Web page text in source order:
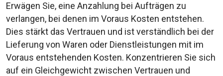
Erwägen Sie, eine Anzahlung bei Aufträgen zu
verlangen, bei denen im Voraus Kosten entstehen.
Dies stärkt das Vertrauen und ist verständlich bei der
Lieferung von Waren oder Dienstleistungen mit im
Voraus entstehenden Kosten. Konzentrieren Sie sich
auf ein Gleichgewicht zwischen Vertrauen und